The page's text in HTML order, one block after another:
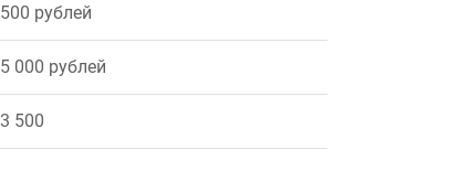
500 рублей
5 000 рублей
3 500